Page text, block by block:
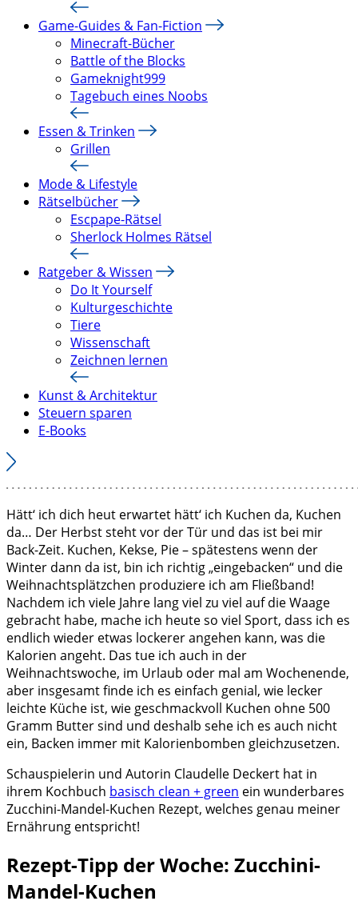
Game-Guides & Fan-Fiction
Minecraft-Bücher
Battle of the Blocks
Gameknight999
Tagebuch eines Noobs
Essen & Trinken
Grillen
Mode & Lifestyle
Rätselbücher
Escpape-Rätsel
Sherlock Holmes Rätsel
Ratgeber & Wissen
Do It Yourself
Kulturgeschichte
Tiere
Wissenschaft
Zeichnen lernen
Kunst & Architektur
Steuern sparen
E-Books
Hätt‘ ich dich heut erwartet hätt‘ ich Kuchen da, Kuchen
da… Der Herbst steht vor der Tür und das ist bei mir
Back-Zeit. Kuchen, Kekse, Pie – spätestens wenn der
Winter dann da ist, bin ich richtig „eingebacken“ und die
Weihnachtsplätzchen produziere ich am Fließband!
Nachdem ich viele Jahre lang viel zu viel auf die Waage
gebracht habe, mache ich heute so viel Sport, dass ich es
endlich wieder etwas lockerer angehen kann, was die
Kalorien angeht. Das tue ich auch in der
Weihnachtswoche, im Urlaub oder mal am Wochenende,
aber insgesamt finde ich es einfach genial, wie lecker
leichte Küche ist, wie geschmackvoll Kuchen ohne 500
Gramm Butter sind und deshalb sehe ich es auch nicht
ein, Backen immer mit Kalorienbomben gleichzusetzen.
Schauspielerin und Autorin Claudelle Deckert hat in
ihrem Kochbuch basisch clean + green ein wunderbares
Zucchini-Mandel-Kuchen Rezept, welches genau meiner
Ernährung entspricht!
Rezept-Tipp der Woche: Zucchini-
Mandel-Kuchen